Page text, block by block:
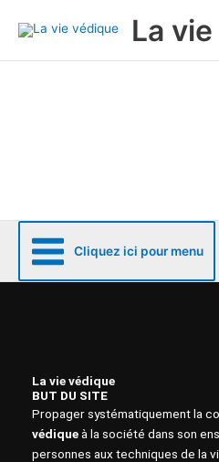
La
Cliquez ici pour menu
La vie védique
BUT DU SITE
Propager systématiquement la
védiqueà la société dans son
personnes aux techniques de la